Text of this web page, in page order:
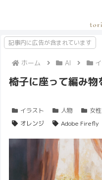
記事内に広告が含まれています
ホーム AI
椅子に座って編み
イラスト 人物 女性
オレンジ
Adobe Firefly